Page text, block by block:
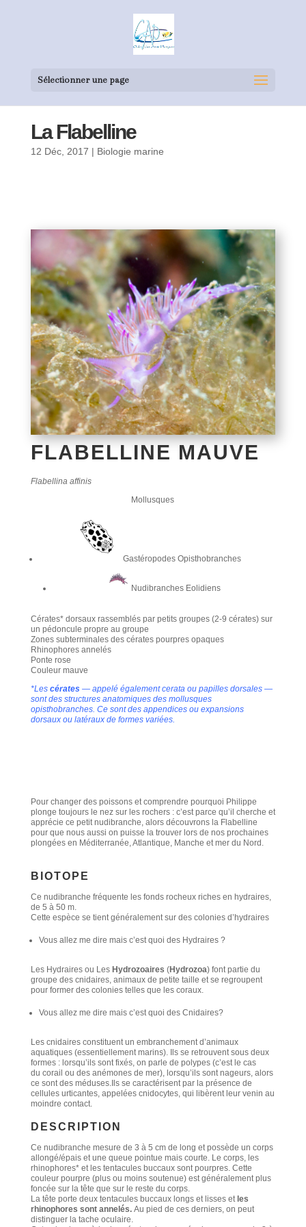
Sélectionner une page
La Flabelline
12 Déc, 2017 | Biologie marine
FLABELLINE MAUVE
Flabellina affinis
Mollusques
Gastéropodes Opisthobranches
Nudibranches Eolidiens
Cérates* dorsaux rassemblés par petits groupes (2-9 cérates) sur
un pédoncule propre au groupe
Zones subterminales des cérates pourpres opaques
Rhinophores annelés
Ponte rose
Couleur mauve
*Les cérates — appelé également cerata ou papilles dorsales —
sont des structures anatomiques des mollusques
opisthobranches. Ce sont des appendices ou expansions
dorsaux ou latéraux de formes variées.
Pour changer des poissons et comprendre pourquoi Philippe
plonge toujours le nez sur les rochers : c’est parce qu’il cherche et
apprécie ce petit nudibranche, alors découvrons la Flabelline
pour que nous aussi on puisse la trouver lors de nos prochaines
plongées en Méditerranée, Atlantique, Manche et mer du Nord.
BIOTOPE
Ce nudibranche fréquente les fonds rocheux riches en hydraires,
de 5 à 50 m.
Cette espèce se tient généralement sur des colonies d’hydraires
Vous allez me dire mais c’est quoi des Hydraires ?
Les Hydraires ou Les Hydrozoaires (Hydrozoa) font partie du
groupe des cnidaires, animaux de petite taille et se regroupent
pour former des colonies telles que les coraux.
Vous allez me dire mais c’est quoi des Cnidaires?
Les cnidairesconstituent un embranchementd’animaux
aquatiques (essentiellement marins). Ils se retrouvent sous deux
formes : lorsqu’ils sont fixés, on parle de polypes (c’est le cas
du corail ou des anémones de mer), lorsqu’ils sont nageurs, alors
ce sont des méduses.Ils se caractérisent par la présence de
cellules urticantes, appelées cnidocytes, qui libèrent leur venin au
moindre contact.
DESCRIPTION
Ce nudibranche mesure de 3 à 5 cm de long et possède un corps
allongé/épais et une queue pointue mais courte. Le corps, les
rhinophores* et les tentacules buccaux sont pourpres. Cette
couleur pourpre (plus ou moins soutenue) est généralement plus
foncée sur la tête que sur le reste du corps.
La tête porte deux tentacules buccaux longs et lisses et les
rhinophores sont annelés. Au pied de ces derniers, on peut
distinguer la tache oculaire.